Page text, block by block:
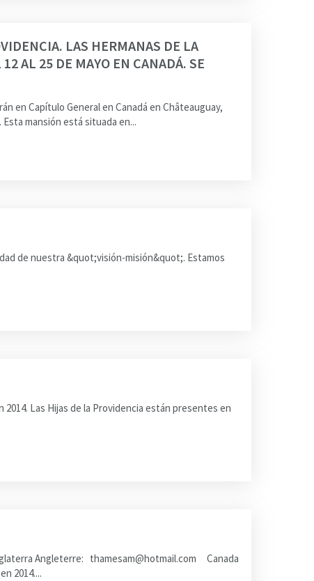
LAS HERMANAS DE LA
AL 25 DE MAYO EN CANADÁ. SE
en Capítulo General en Canadá en Châteauguay,
mansión está situada en...
de nuestra &quot;visión-misión&quot;. Estamos
Las Hijas de la Providencia están presentes en
Angleterre: thamesam@hotmail.com Canada
2014....